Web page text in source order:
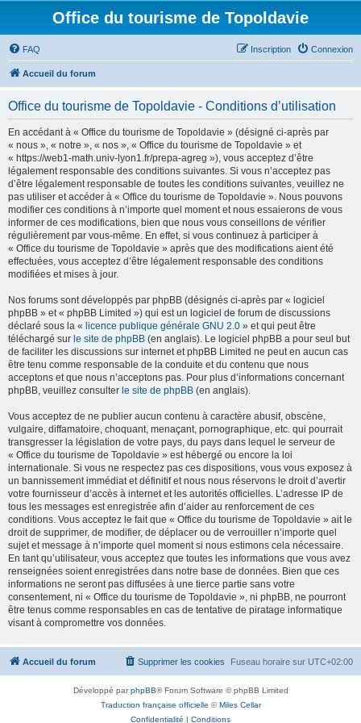
Office du tourisme de Topoldavie
FAQ Connexion
Inscription
Accueil du forum
Office du tourisme de Topoldavie - Conditions d’utilisation
En accédant à « Office du tourisme de Topoldavie » (désigné ci-après par
« nous », « notre », « nos », « Office du tourisme de Topoldavie » et
« https://web1-math.univ-lyon1.fr/prepa-agreg »), vous acceptez d’être
légalement responsable des conditions suivantes. Si vous n’acceptez pas
d’être légalement responsable de toutes les conditions suivantes, veuillez ne
pas utiliser et accéder à « Office du tourisme de Topoldavie ». Nous pouvons
modifier ces conditions à n’importe quel moment et nous essaierons de vous
informer de ces modifications, bien que nous vous conseillons de vérifier
régulièrement par vous-même. En effet, si vous continuez à participer à
« Office du tourisme de Topoldavie » après que des modifications aient été
effectuées, vous acceptez d’être légalement responsable des conditions
modifiées et mises à jour.
Nos forums sont développés par phpBB (désignés ci-après par « logiciel
phpBB » et « phpBB Limited ») qui est un logiciel de forum de discussions
déclaré sous la « licence publique générale GNU 2.0 » et qui peut être
téléchargé sur le site de phpBB (en anglais). Le logiciel phpBB a pour seul but
de faciliter les discussions sur internet et phpBB Limited ne peut en aucun cas
être tenu comme responsable de la conduite et du contenu que nous
acceptons et que nous n’acceptons pas. Pour plus d’informations concernant
phpBB, veuillez consulter le site de phpBB (en anglais).
Vous acceptez de ne publier aucun contenu à caractère abusif, obscène,
vulgaire, diffamatoire, choquant, menaçant, pornographique, etc. qui pourrait
transgresser la législation de votre pays, du pays dans lequel le serveur de
« Office du tourisme de Topoldavie » est hébergé ou encore la loi
internationale. Si vous ne respectez pas ces dispositions, vous vous exposez à
un bannissement immédiat et définitif et nous nous réservons le droit d’avertir
votre fournisseur d’accès à internet et les autorités officielles. L’adresse IP de
tous les messages est enregistrée afin d’aider au renforcement de ces
conditions. Vous acceptez le fait que « Office du tourisme de Topoldavie » ait le
droit de supprimer, de modifier, de déplacer ou de verrouiller n’importe quel
sujet et message à n’importe quel moment si nous estimons cela nécessaire.
En tant qu’utilisateur, vous acceptez que toutes les informations que vous avez
renseignées soient enregistrées dans notre base de données. Bien que ces
informations ne seront pas diffusées à une tierce partie sans votre
consentement, ni « Office du tourisme de Topoldavie », ni phpBB, ne pourront
être tenus comme responsables en cas de tentative de piratage informatique
visant à compromettre vos données.
Accueil du forum Fuseau horaire sur UTC+02:00
Supprimer les cookies
Développé parphpBB® Forum Software © phpBB Limited
Traduction française officielle ©Miles Cellar
Confidentialité | Conditions